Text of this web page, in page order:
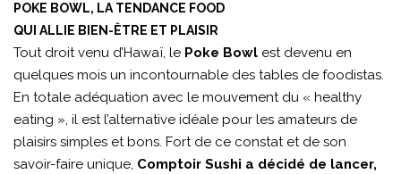
POKE BOWL, LA TENDANCE FOOD
QUI ALLIE BIEN-ÊTRE ET PLAISIR
Tout droit venu d’Hawaï, le Poke Bowl est devenu en
quelques mois un incontournable des tables de foodistas.
En totale adéquation avec le mouvement du « healthy
eating », il est l’alternative idéale pour les amateurs de
plaisirs simples et bons. Fort de ce constat et de son
savoir-faire unique, Comptoir Sushi a décidé de lancer,